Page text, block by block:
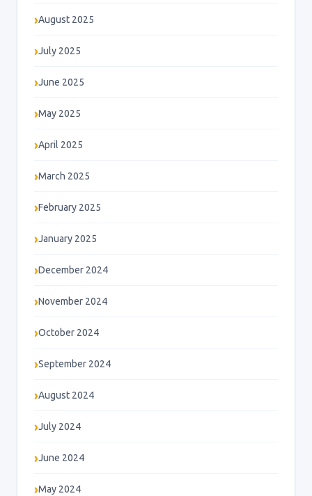
August 2025
July 2025
June 2025
May 2025
April 2025
March 2025
February 2025
January 2025
December 2024
November 2024
October 2024
September 2024
August 2024
July 2024
June 2024
May 2024